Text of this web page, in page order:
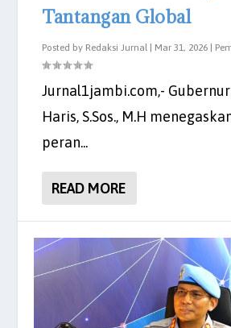
Tantangan Global
Posted by Redaksi Jurnal Mar 31, 2026
Jurnal1jambi.com,- Gubernur
Haris, S.Sos., M.H
peran...
READ MORE